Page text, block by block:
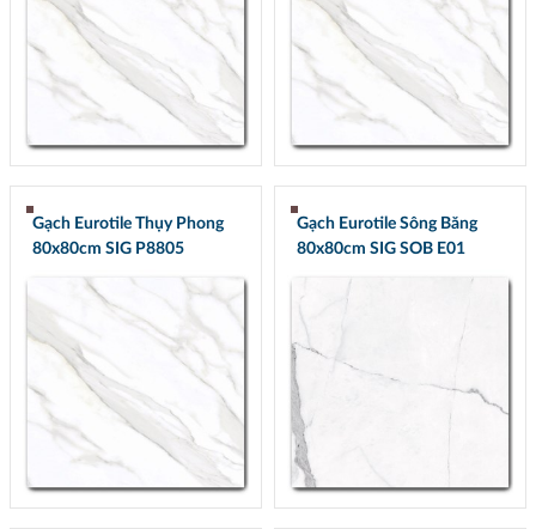
Gạch Eurotile Thụy Phong
80x80cm SIG P8805
Gạch Eurotile Sông Băng
80x80cm SIG SOB E01